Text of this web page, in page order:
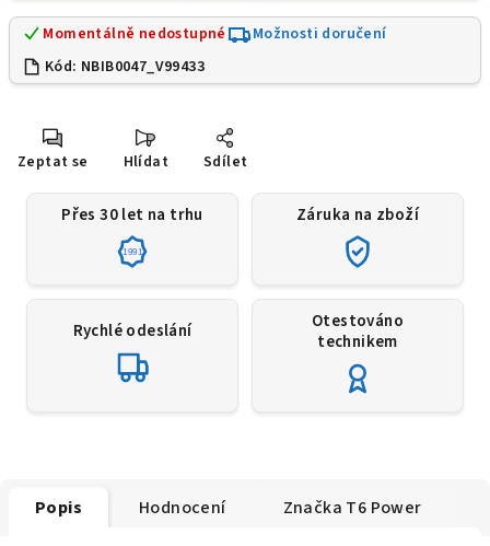
Momentálně nedostupné
Možnosti doručení
Kód: NBIB0047_V99433
Zeptat se Hlídat Sdílet
Přes 30 let na trhu
1991
Záruka na zboží
Rychlé odeslání
Otestováno
technikem
Popis Hodnocení Značka T6 Power